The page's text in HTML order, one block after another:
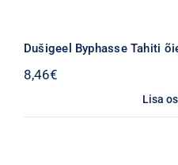
Dušigeel Byphasse Tahiti
8,46€
Lisa